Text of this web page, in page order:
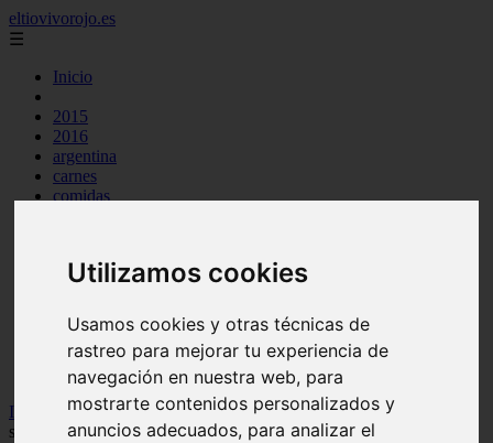
Utilizamos cookies
Usamos cookies y otras técnicas de
rastreo para mejorar tu experiencia de
navegación en nuestra web, para
mostrarte contenidos personalizados y
anuncios adecuados, para analizar el
eltiovivorojo.es
☰
Inicio
2015
2016
argentina
carnes
comidas
otros
producto
reposteria
venezuela
verduras
Inicio
recetas > Efectos secundarios de la creatina en la
sexualidad: ¿es seguro?